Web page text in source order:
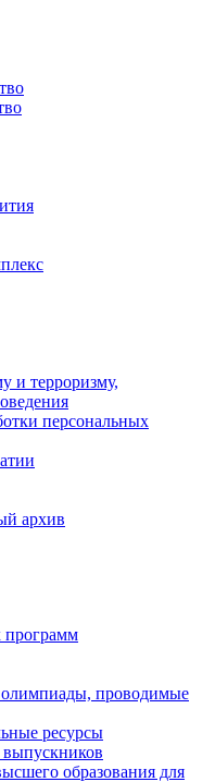
и терроризму,
персональных
архив
программ
олимпиады, проводимые
ресурсы
выпускников
образования для